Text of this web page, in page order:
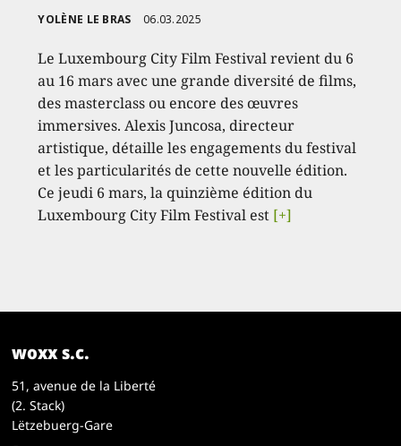
YOLÈNE LE BRAS 06.03.2025
Le Luxembourg City Film Festival revient du 6
au 16 mars avec une grande diversité de films,
des masterclass ou encore des œuvres
immersives. Alexis Juncosa, directeur
artistique, détaille les engagements du festival
et les particularités de cette nouvelle édition.
Ce jeudi 6 mars, la quinzième édition du
Luxembourg City Film Festival est [+]
woxx s.c.
51, avenue de la Liberté
(2. Stack)
Lëtzebuerg-Gare